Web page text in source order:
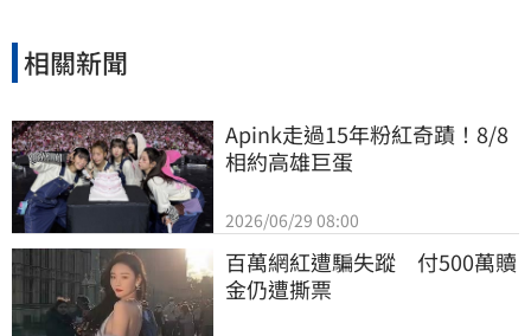
相關新聞
Apink走過15年粉紅奇蹟！8/8
相約高雄巨蛋
2026/06/29 08:00
百萬網紅遭騙失蹤　付500萬贖
金仍遭撕票